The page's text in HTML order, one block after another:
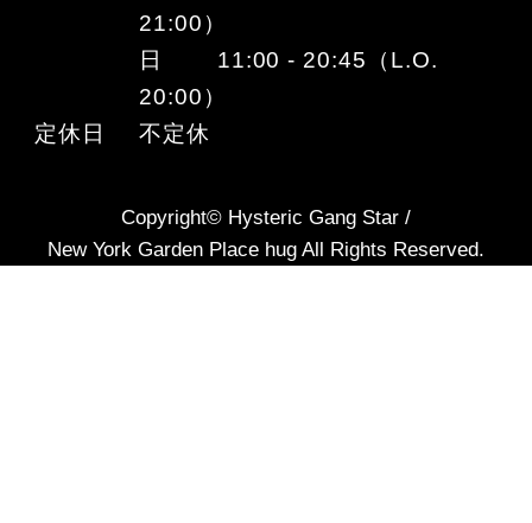
21:00）
日 11:00 - 20:45（L.O.
20:00）
定休日
不定休
Copyright© Hysteric Gang Star /
New York Garden Place hug All Rights Reserved.